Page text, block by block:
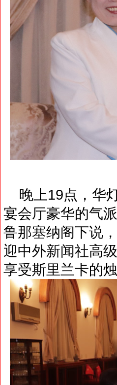
晚上19点，华
宴会厅豪华的气
鲁那塞纳阁下说
迎中外新闻社高
享受斯里兰卡的